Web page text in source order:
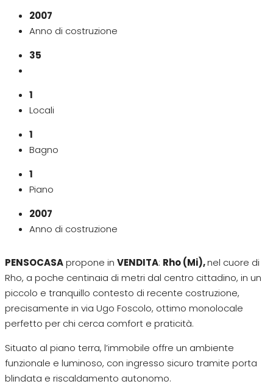
2007
Anno di costruzione
35
1
Locali
1
Bagno
1
Piano
2007
Anno di costruzione
PENSOCASApropone in VENDITA: Rho (Mi),nel cuore di
Rho, a poche centinaia di metri dal centro cittadino, in un
piccolo e tranquillo contesto di recente costruzione,
precisamente in via Ugo Foscolo, ottimo monolocale
perfetto per chi cerca comfort e praticità.
Situato al piano terra, l’immobile offre un ambiente
funzionale e luminoso, con ingresso sicuro tramite porta
blindata e riscaldamento autonomo.